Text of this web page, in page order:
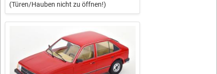
(Türen/Hauben nicht zu öffnen!)